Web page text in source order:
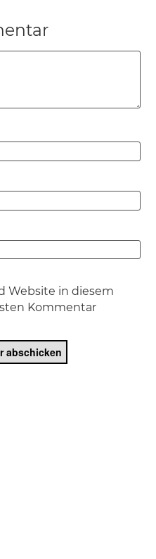
Website in diesem
Kommentar